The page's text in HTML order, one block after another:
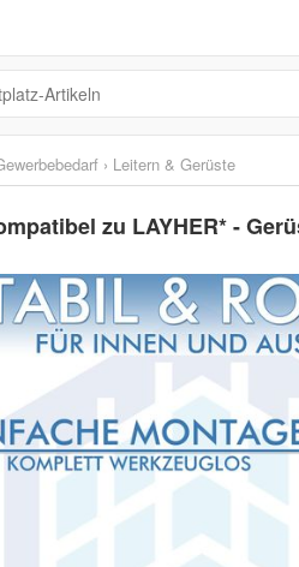
› Leitern & Gerüste
zu LAYHER* -